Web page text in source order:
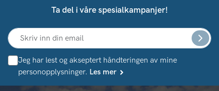
Ta del i våre spesialkampanjer!
Jeg har lest og akseptert håndteringen av mine
personopplysninger. Les mer